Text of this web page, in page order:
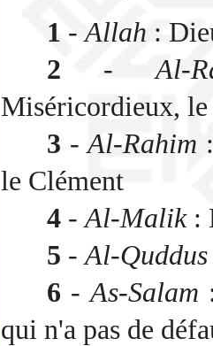
1 - Allah :
2 -Al-
Miséricordieux,
3 -Al-Rahim
le Clément
4 - Al-Malik:
5 - Al-Quddus
6 -As-Salam
qui n'a pas de